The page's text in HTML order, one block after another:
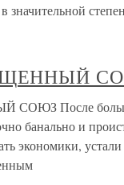
значительной
После
банально и
экономики,